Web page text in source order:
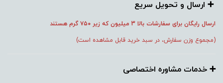
➕️ ارسال و تحویل سریع
ارسال رایگان برای سفارشات بالا 3 میلیون که زیر ۷۵۰ گرم هستند
(مجموع وزن سفارش، در سبد خرید قابل مشاهده است)
➕️ خدمات مشاوره اختصاصی